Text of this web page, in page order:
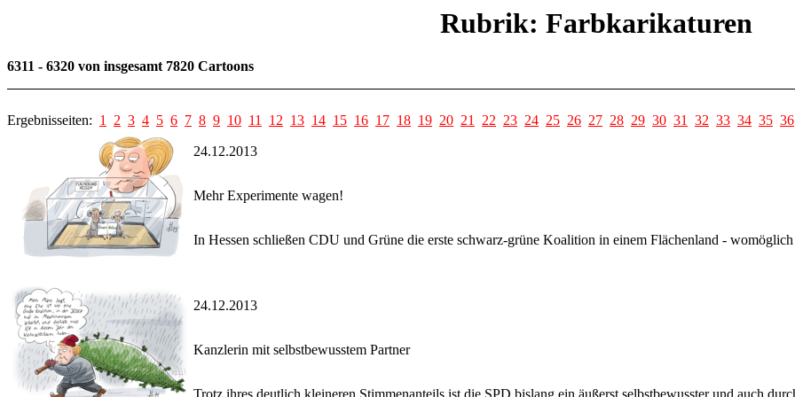
Rubrik: Farbkarikaturen
6311 - 6320 von insgesamt 7820 Cartoons
Ergebnisseiten: 1 2 3 4 5 6 7 8 9 10 11 12 13 14 15 16 17 18 19 20 21 22 23 24 25 26 27 28 29 30 31 32 33 34 35 36
24.12.2013
Mehr Experimente wagen!
In Hessen schließen CDU und Grüne die erste schwarz-grüne Koalition in einem Flächenland -
24.12.2013
Kanzlerin mit selbstbewusstem Partner